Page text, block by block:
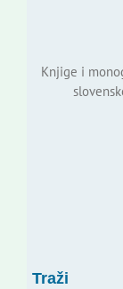
Knjige i
Traži